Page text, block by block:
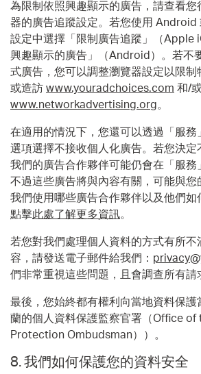
為限制依照興趣顯示的廣告，請查看您
器的廣告追蹤設定。若您使用 Android
設定中選擇「限制廣告追蹤」（Apple
興趣顯示的廣告」（Android）。若不
式廣告，您可以調整瀏覽器設定以限
或造訪 www.youradchoices.com 和/
www.networkadvertising.org。
在適用的情況下，您還可以透過「服務
選項選擇不接收個人化廣告。若您決定
我們的廣告合作夥伴可能仍會在「服務
不過這些廣告將與內容有關，可能與您
我們使用哪些廣告合作夥伴以及他們如
點擊此處了解更多資訊。
若您對我們處理個人資料的方式有所不
容，請發送電子郵件給我們：
們非常重視這些問題，且會調查所有請
最後，您始終都有權利向當地資料保護
蘭的個人資料保護監察官署（Office of
Protection Ombudsman））。
8. 我們如何保護您的資料安全